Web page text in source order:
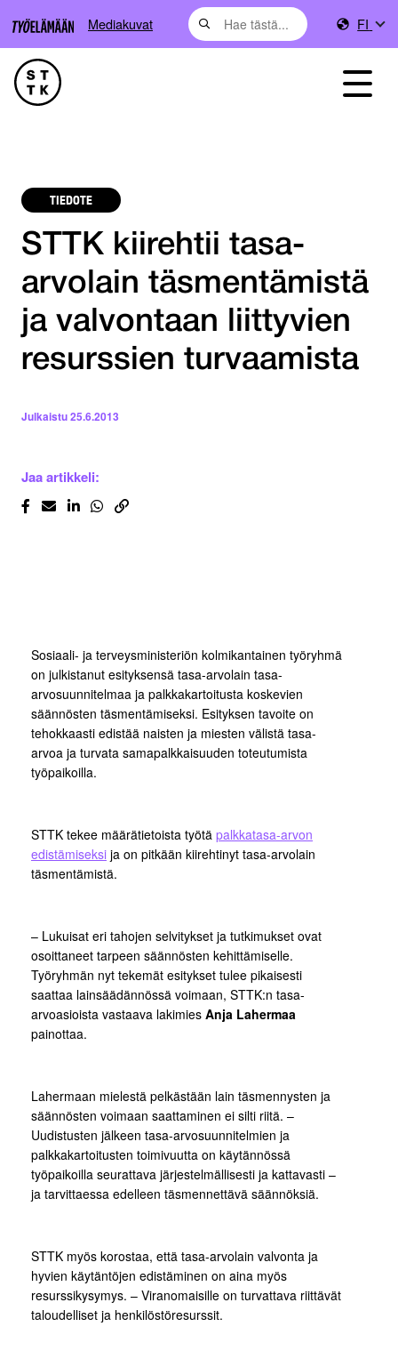
Mediakuvat FI
TIEDOTE
STTK kiirehtii tasa-
arvolain täsmentämistä
ja valvontaan liittyvien
resurssien turvaamista
Julkaistu25.6.2013
Jaa artikkeli:
Sosiaali- ja terveysministeriön kolmikantainen työryhmä
on julkistanut esityksensä tasa-arvolain tasa-
arvosuunnitelmaa ja palkkakartoitusta koskevien
säännösten täsmentämiseksi. Esityksen tavoite on
tehokkaasti edistää naisten ja miesten välistä tasa-
arvoa ja turvata samapalkkaisuuden toteutumista
työpaikoilla.
STTK tekee määrätietoista työtä palkkatasa-arvon
edistämiseksi ja on pitkään kiirehtinyt tasa-arvolain
täsmentämistä.
– Lukuisat eri tahojen selvitykset ja tutkimukset ovat
osoittaneet tarpeen säännösten kehittämiselle.
Työryhmän nyt tekemät esitykset tulee pikaisesti
saattaa lainsäädännössä voimaan, STTK:n tasa-
arvoasioista vastaava lakimies Anja Lahermaa
painottaa.
Lahermaan mielestä pelkästään lain täsmennysten ja
säännösten voimaan saattaminen ei silti riitä. –
Uudistusten jälkeen tasa-arvosuunnitelmien ja
palkkakartoitusten toimivuutta on käytännössä
työpaikoilla seurattava järjestelmällisesti ja kattavasti –
ja tarvittaessa edelleen täsmennettävä säännöksiä.
STTK myös korostaa, että tasa-arvolain valvonta ja
hyvien käytäntöjen edistäminen on aina myös
resurssikysymys. – Viranomaisille on turvattava riittävät
taloudelliset ja henkilöstöresurssit.